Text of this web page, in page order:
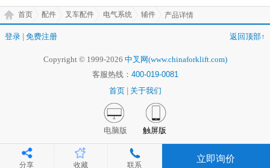
首页 配件 叉车配件 电气系统 辅件 产品详情
登录 免费注册 返回顶部↑
Copyright © 1999-2026 中叉网(www.chinaforklift.com)
客服热线： 400-019-0081
首页
关于我们
电脑版 触屏版
分享 收藏 联系
立即询价